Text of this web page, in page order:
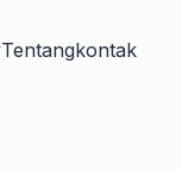
Tentangkontak